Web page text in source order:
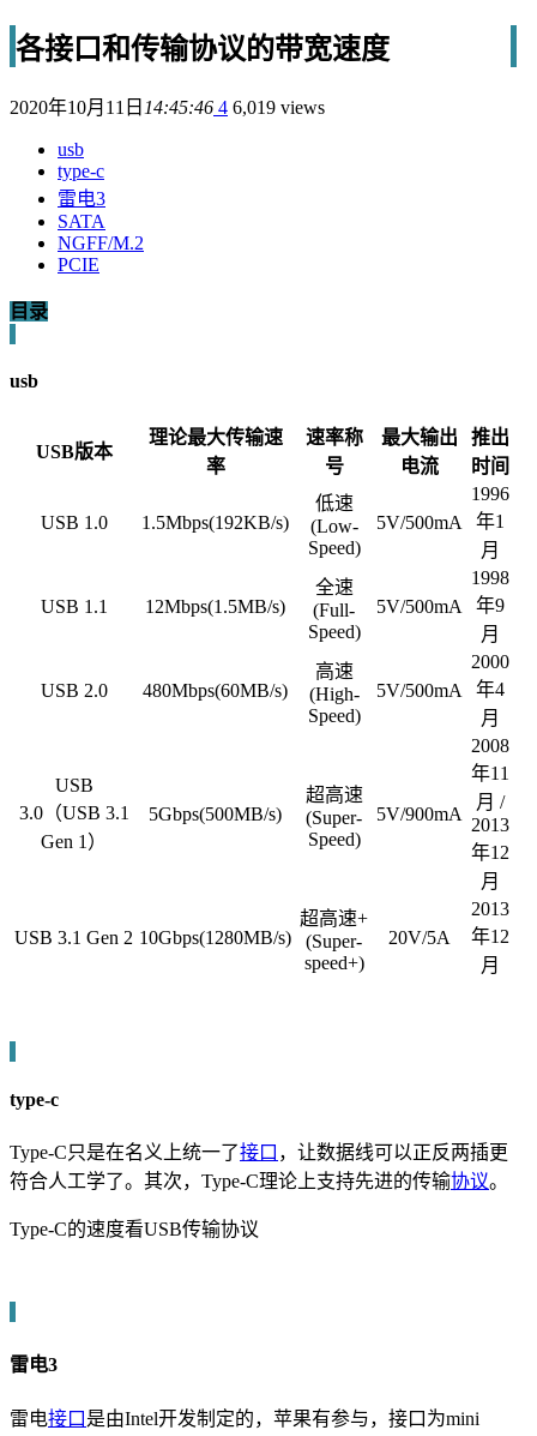
各接口和传输协议的带宽速度
2020年10月11日 14:45:46 4 6,019 views
usb
type-c
雷电3
SATA
NGFF/M.2
PCIE
目录
usb
USB版本
理论最大传输速
率
速率称
号
最大输出
电流
推出
时间
USB 1.0 1.5Mbps(192KB/s)
低速
(Low-
Speed)
5V/500mA
1996
年1
月
USB 1.1 12Mbps(1.5MB/s)
全速
(Full-
Speed)
5V/500mA
1998
年9
月
USB 2.0 480Mbps(60MB/s)
高速
(High-
Speed)
5V/500mA
2000
年4
月
USB
3.0（USB 3.1
Gen 1）
5Gbps(500MB/s)
超高速
(Super-
Speed)
5V/900mA
2008
年11
月 /
2013
年12
月
USB 3.1 Gen 2 10Gbps(1280MB/s)
超高速+
(Super-
speed+)
20V/5A
2013
年12
月
type-c
Type-C只是在名义上统一了接口 ，让数据线可以正反两插更
符合人工学了。其次，Type-C理论上支持先进的传输协议。
Type-C的速度看USB传输协议
雷电3
雷电接口 是由Intel开发制定的，苹果有参与，接口为mini